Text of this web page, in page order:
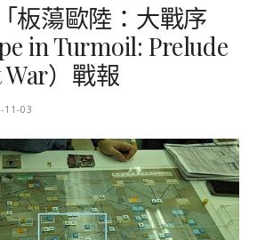
板蕩歐陸：大戰序
in Turmoil: Prelude
）戰報
11-03